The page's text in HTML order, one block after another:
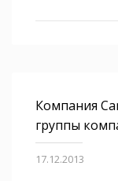
Компания
группы
17.12.2013